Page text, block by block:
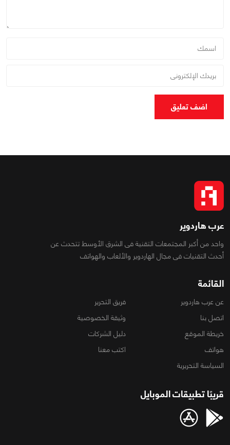
اضف تعليق
عرب هاردوير
واحد من أكبر المجتمعات التقنية فى الشرق الأوسط تتحدث عن
أحدث التقنيات فى مجال الهاردوير والألعاب والهواتف
القائمة
عن عرب هاردوير
فريق التحرير
اتصل بنا
وثيقة الخصوصية
خريطة الموقع
دليل الشركات
هواتف
اكتب معنا
السياسة التحريرية
قريبًا تطبيقات الموبايل